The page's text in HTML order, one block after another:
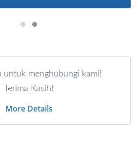
untuk menghubungi kami!
Terima Kasih!
More Details